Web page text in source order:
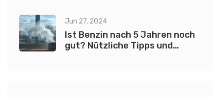
Jun 27, 2024
Ist Benzin nach 5 Jahren noch
gut? Nützliche Tipps und